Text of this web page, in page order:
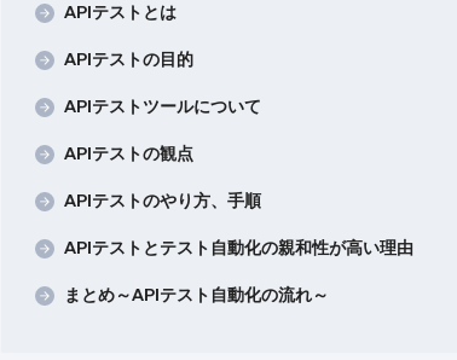
APIテストとは
APIテストの目的
APIテストツールについて
APIテストの観点
APIテストのやり方、手順
APIテストとテスト自動化の親和性が高い理由
まとめ～APIテスト自動化の流れ～